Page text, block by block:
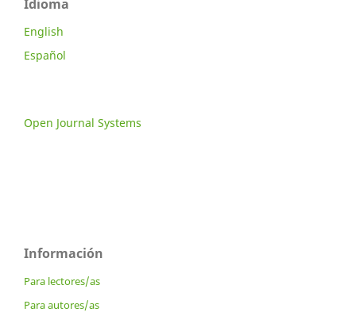
Idioma
English
Español
Open Journal Systems
Información
Para lectores/as
Para autores/as